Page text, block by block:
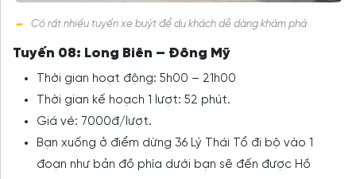
Có rất nhiều tuyến xe buýt để du khách dễ dàng khám phá
Tuyến 08: Long Biên – Đông Mỹ
Thời gian hoạt động: 5h00 – 21h00
Thời gian kế hoạch 1 lượt: 52 phút.
Giá vé: 7000đ/lượt.
Bạn xuống ở điểm dừng 36 Lý Thái Tổ đi bộ vào 1
đoạn như bản đồ phía dưới bạn sẽ đến được Hồ